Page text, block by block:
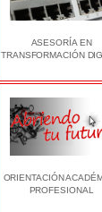
ASESORÍA EN
TRANSFORMACIÓN
ORIENTACIÓN
PROFESIONAL